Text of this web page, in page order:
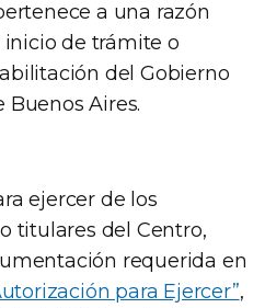
a una razón
de trámite o
del Gobierno
Buenos Aires.
ejercer de los
titulares del Centro,
requerida en
para Ejercer”,